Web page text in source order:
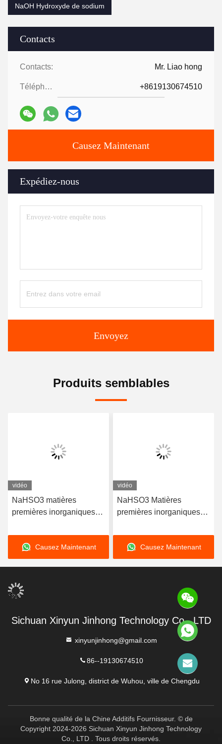
Contacts
Contacts: Mr. Liao hong
Téléphone: +8619130674510
Causez Maintenant
Expédiez-nous
Envoyez
NaOH Hydroxyde de sodium
Produits semblables
vidéo
NaHSO3 matières
premières inorganiques
sodium pour le
blanchiment et la
conservation
Causez Maintenant
vidéo
NaHSO3 Matières
premières inorganiques
blanchiment et la
synthèse chimique
Causez Maintenant
Sichuan Xinyun Jinhong Technology Co., LTD
xinyunjinhong@gmail.com
86--19130674510
No 16 rue Julong, district de Wuhou, ville de Chengdu
Bonne qualité de la Chine Additifs Fournisseur. © de
Copyright 2024-2026 Sichuan Xinyun Jinhong Technology
Co., LTD . Tous droits réservés.